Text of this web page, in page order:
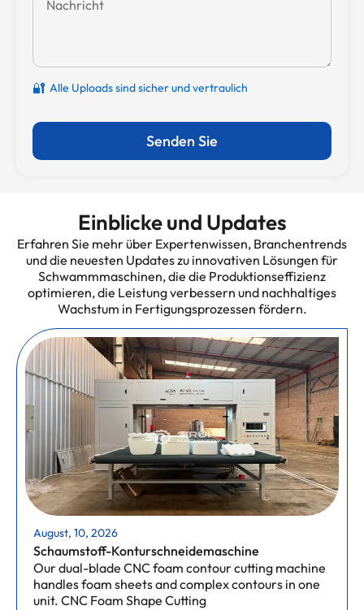
🔐 Alle Uploads sind sicher und vertraulich
Senden Sie
Einblicke und Updates
Erfahren Sie mehr über Expertenwissen, Branchentrends
und die neuesten Updates zu innovativen Lösungen für
Schwammmaschinen, die die Produktionseffizienz
optimieren, die Leistung verbessern und nachhaltiges
Wachstum in Fertigungsprozessen fördern.
August, 10, 2026
Schaumstoff-Konturschneidemaschine
Our dual-blade CNC foam contour cutting machine
handles foam sheets and complex contours in one
unit. CNC Foam Shape Cutting